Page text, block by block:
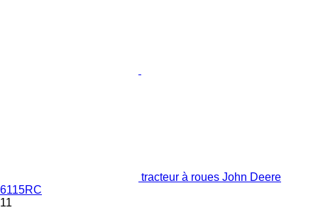
tracteur à roues John Deere
6115RC
11